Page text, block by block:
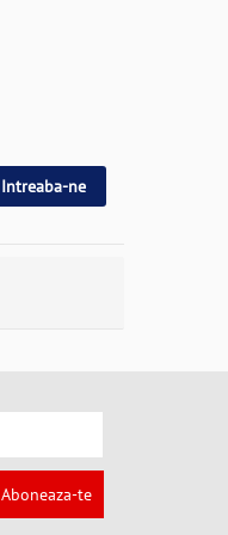
Intreaba-ne
Aboneaza-te